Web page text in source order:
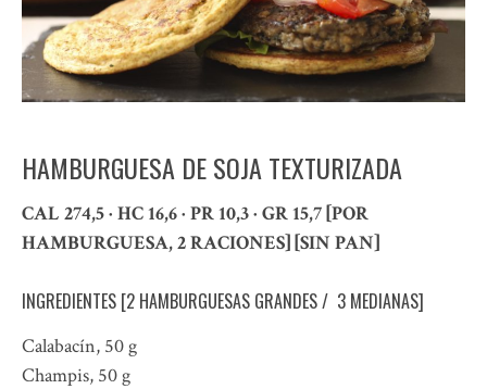
HAMBURGUESA DE SOJA TEXTURIZADA
CAL 274,5 · HC 16,6 · PR 10,3 · GR 15,7 [POR
HAMBURGUESA, 2 RACIONES] [SIN PAN]
INGREDIENTES [2 HAMBURGUESAS GRANDES / 3 MEDIANAS]
Calabacín, 50 g
Champis, 50 g